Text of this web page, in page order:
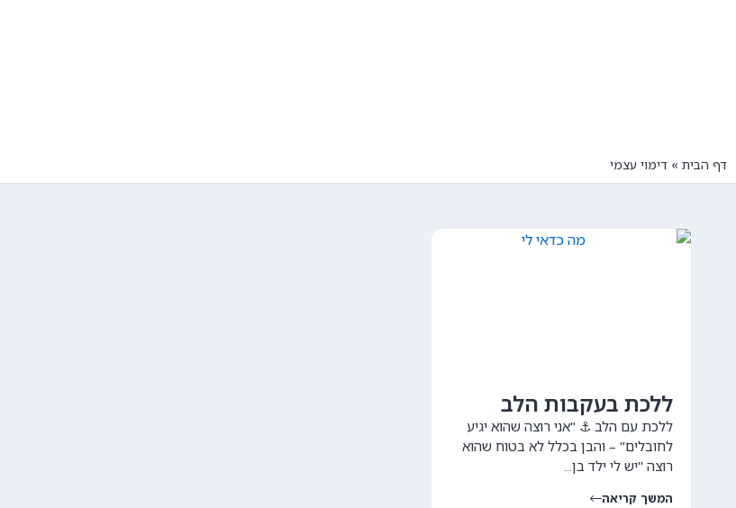
דף הבית » דימוי עצמי
ללכת בעקבות הלב
ללכת עם הלב ⚓ "אני רוצה שהוא יגיע
לחובלים" – והבן בכלל לא בטוח שהוא
רוצה "יש לי ילד בן...
המשך קריאה